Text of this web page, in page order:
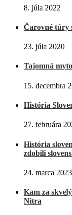
8. júla 2022
Čarovné túry
23. júla 2020
Tajomná
15. decembra
História
27. februára
História
zdobili
24. marca 2023
Kam za
Nitra